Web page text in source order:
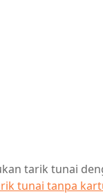
tarik tunai
tunai tanpa